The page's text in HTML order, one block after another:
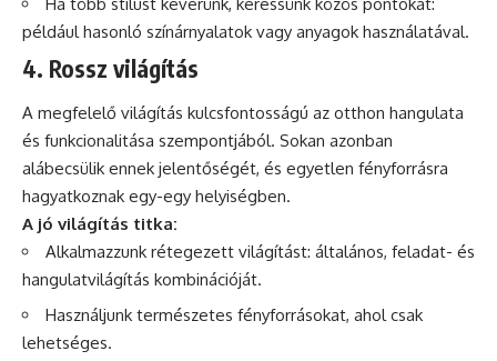
például hasonló színárnyalatok vagy anyagok használatával.
4. Rossz világítás
A megfelelő világítás kulcsfontosságú az otthon hangulata
és funkcionalitása szempontjából. Sokan azonban
alábecsülik ennek jelentőségét, és egyetlen fényforrásra
hagyatkoznak egy-egy helyiségben.
A jó világítás titka:
Alkalmazzunk rétegezett világítást: általános, feladat- és
hangulatvilágítás kombinációját.
Használjunk természetes fényforrásokat, ahol csak
lehetséges.